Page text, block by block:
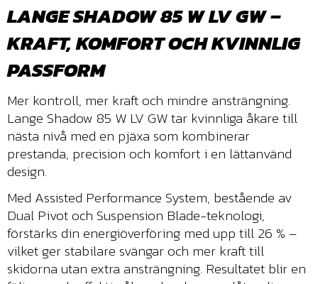
LANGE SHADOW 85 W LV GW –
KRAFT, KOMFORT OCH KVINNLIG
PASSFORM
Mer kontroll, mer kraft och mindre ansträngning.
Lange Shadow 85 W LV GW tar kvinnliga åkare till
nästa nivå med en pjäxa som kombinerar
prestanda, precision och komfort i en lättanvänd
design.
Med Assisted Performance System, bestående av
Dual Pivot och Suspension Blade-teknologi,
förstärks din energiöverföring med upp till 26 % –
vilket ger stabilare svängar och mer kraft till
skidorna utan extra ansträngning. Resultatet blir en